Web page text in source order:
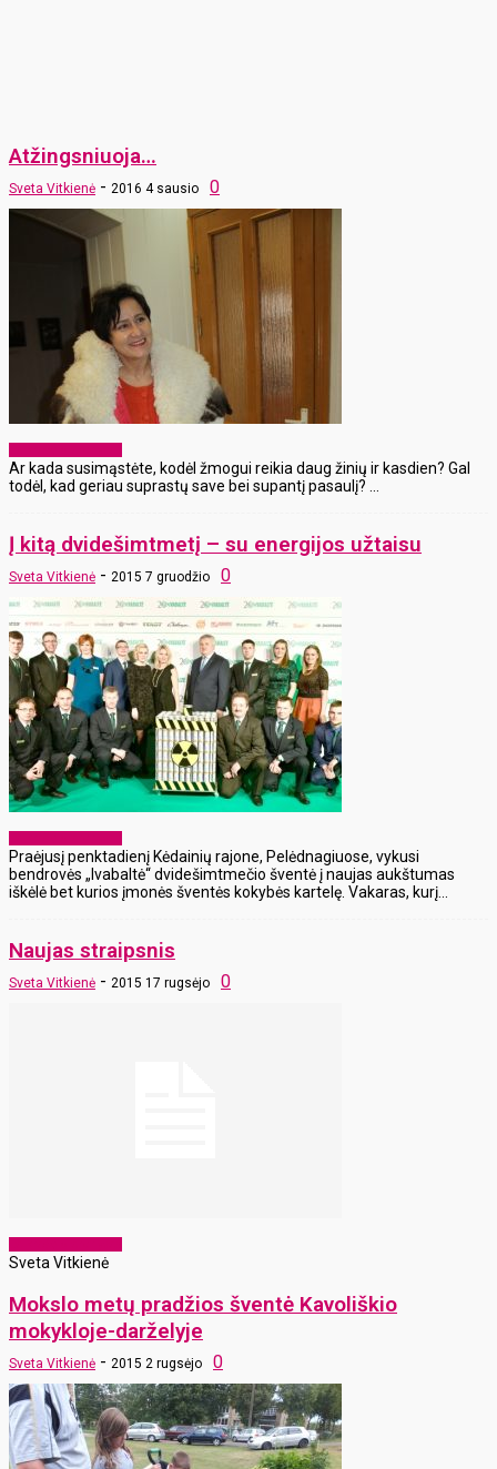
Atžingsniuoja…
Sveta Vitkienė - 2016 4 sausio 0
Ar kada susimąstėte, kodėl žmogui reikia daug žinių ir kasdien? Gal
todėl, kad geriau suprastų save bei supantį pasaulį? ...
Į kitą dvidešimtmetį – su energijos užtaisu
Sveta Vitkienė - 2015 7 gruodžio 0
Praėjusį penktadienį Kėdainių rajone, Pelėdnagiuose, vykusi
bendrovės „Ivabaltė“ dvidešimtmečio šventė į naujas aukštumas
iškėlė bet kurios įmonės šventės kokybės kartelę. Vakaras, kurį...
Naujas straipsnis
Sveta Vitkienė - 2015 17 rugsėjo 0
Sveta Vitkienė
Mokslo metų pradžios šventė Kavoliškio
mokykloje-darželyje
Sveta Vitkienė - 2015 2 rugsėjo 0